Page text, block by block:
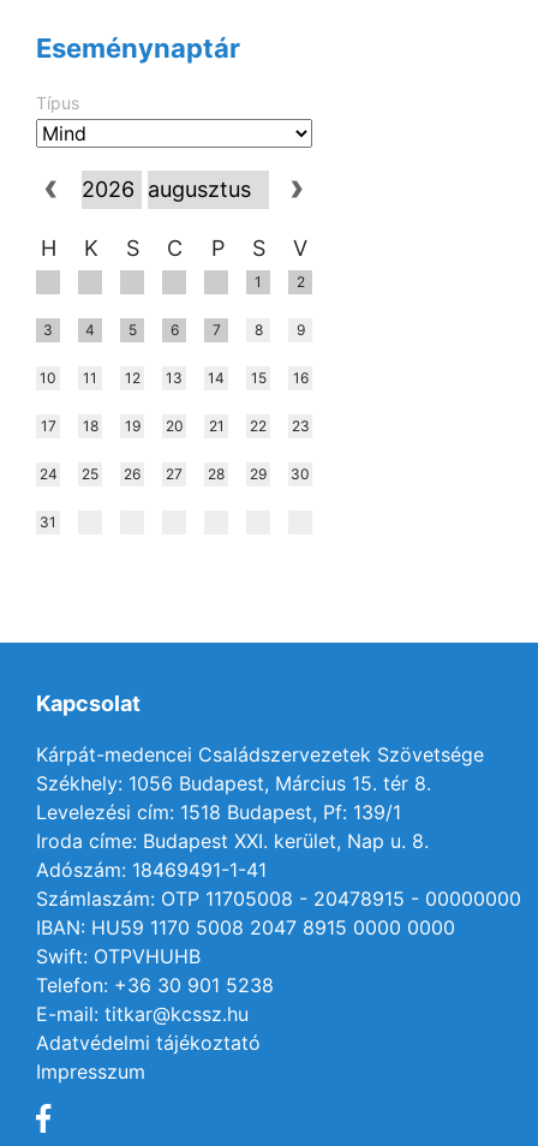
Eseménynaptár
Típus
H K S C P S V
1 2
3 4 5 6 7 8 9
10 11 12 13 14 15 16
17 18 19 20 21 22 23
24 25 26 27 28 29 30
31
Kapcsolat
Kárpát-medencei Családszervezetek Szövetsége
Székhely: 1056 Budapest, Március 15. tér 8.
Levelezési cím: 1518 Budapest, Pf: 139/1
Iroda címe: Budapest XXI. kerület, Nap u. 8.
Adószám: 18469491-1-41
Számlaszám: OTP 11705008 - 20478915 - 00000000
IBAN: HU59 1170 5008 2047 8915 0000 0000
Swift: OTPVHUHB
Telefon: +36 30 901 5238
E-mail: titkar@kcssz.hu
Adatvédelmi tájékoztató
Impresszum